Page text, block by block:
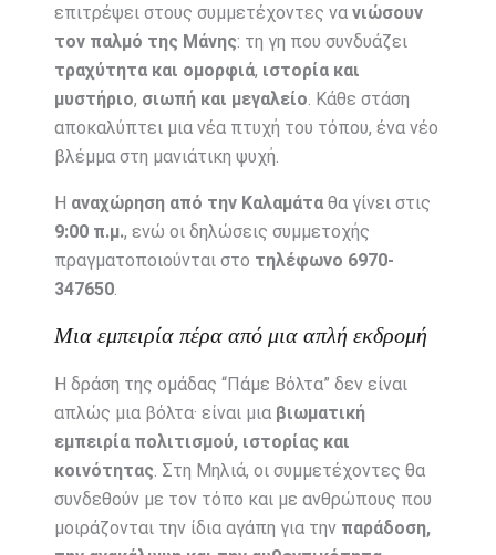
επιτρέψει στους συμμετέχοντες να νιώσουν
τον παλμό της Μάνης: τη γη που συνδυάζει
τραχύτητα και ομορφιά, ιστορία και
μυστήριο, σιωπή και μεγαλείο. Κάθε στάση
αποκαλύπτει μια νέα πτυχή του τόπου, ένα νέο
βλέμμα στη μανιάτικη ψυχή.
Η αναχώρηση από την Καλαμάταθα γίνει στις
9:00 π.μ., ενώ οι δηλώσεις συμμετοχής
πραγματοποιούνται στο τηλέφωνο 6970-
347650.
Μια εμπειρία πέρα από μια απλή εκδρομή
Η δράση της ομάδας “Πάμε Βόλτα” δεν είναι
απλώς μια βόλτα· είναι μια βιωματική
εμπειρία πολιτισμού, ιστορίας και
κοινότητας. Στη Μηλιά, οι συμμετέχοντες θα
συνδεθούν με τον τόπο και με ανθρώπους που
μοιράζονται την ίδια αγάπη για την παράδοση,